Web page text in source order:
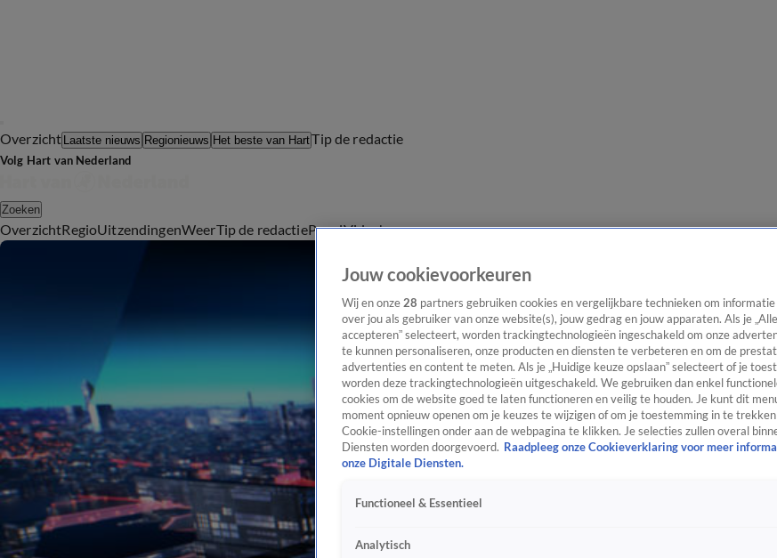
Overzicht Laatste nieuws Regionieuws Het beste van HartTip de redactie
Volg Hart van Nederland
Zoeken
OverzichtRegioUitzendingenWeerTip de redactiePanelVideo's
Jouw cookievoorkeuren
Wij en onze 28 partners gebruiken cookies en vergelijkbare technieken om
over jou als gebruiker van onze website(s), jouw gedrag en jouw apparaten. Als je
accepteren” selecteert, worden trackingtechnologieën ingeschakeld om onze
te kunnen personaliseren, onze producten en diensten te verbeteren en om de
advertenties en content te meten. Als je „Huidige keuze opslaan” selecteert of je
worden deze trackingtechnologieën uitgeschakeld. We gebruiken dan enkel
cookies om de website goed te laten functioneren en veilig te houden. Je kunt dit
moment opnieuw openen om je keuzes te wijzigen of om je toestemming in te
Cookie-instellingen onder aan de webpagina te klikken. Je selecties zullen overal
Diensten worden doorgevoerd. Raadpleeg onze Cookieverklaring voor meer
onze Digitale Diensten.
Functioneel & Essentieel
Analytisch